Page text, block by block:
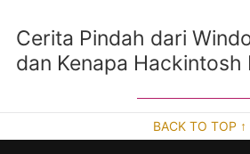
Cerita Pindah dari
dan Kenapa Hackintosh
BACK TO TOP ↑